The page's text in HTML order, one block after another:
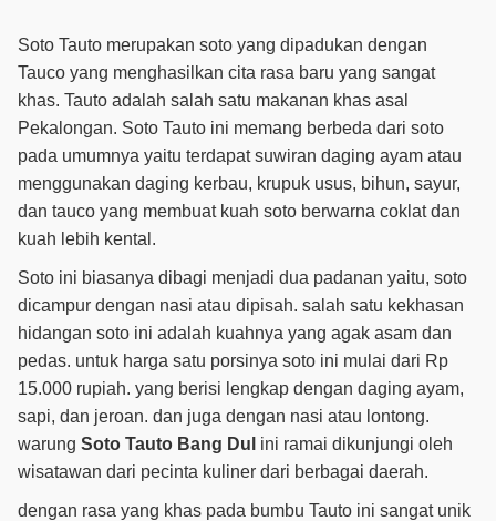
Soto Tauto merupakan soto yang dipadukan dengan
Tauco yang menghasilkan cita rasa baru yang sangat
khas. Tauto adalah salah satu makanan khas asal
Pekalongan. Soto Tauto ini memang berbeda dari soto
pada umumnya yaitu terdapat suwiran daging ayam atau
menggunakan daging kerbau, krupuk usus, bihun, sayur,
dan tauco yang membuat kuah soto berwarna coklat dan
kuah lebih kental.
Soto ini biasanya dibagi menjadi dua padanan yaitu, soto
dicampur dengan nasi atau dipisah. salah satu kekhasan
hidangan soto ini adalah kuahnya yang agak asam dan
pedas. untuk harga satu porsinya soto ini mulai dari Rp
15.000 rupiah. yang berisi lengkap dengan daging ayam,
sapi, dan jeroan. dan juga dengan nasi atau lontong.
warung Soto Tauto Bang Dul ini ramai dikunjungi oleh
wisatawan dari pecinta kuliner dari berbagai daerah.
dengan rasa yang khas pada bumbu Tauto ini sangat unik